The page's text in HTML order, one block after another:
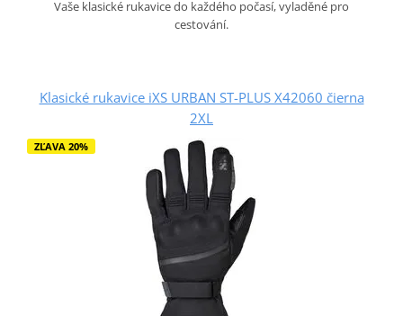
Vaše klasické rukavice do každého počasí, vyladěné pro
cestování.
Klasické rukavice iXS URBAN ST-PLUS X42060 čierna
2XL
ZĽAVA 20%